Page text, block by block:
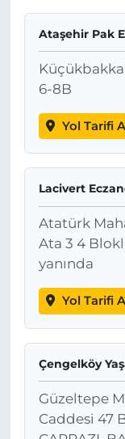
Ataşehir Pak
6-8B
Yol Tarifi
Lacivert
Atatürk
Ata 3 4
yanında
Yol Tarifi Al
Çengelköy
Güzeltepe
Caddesi 47